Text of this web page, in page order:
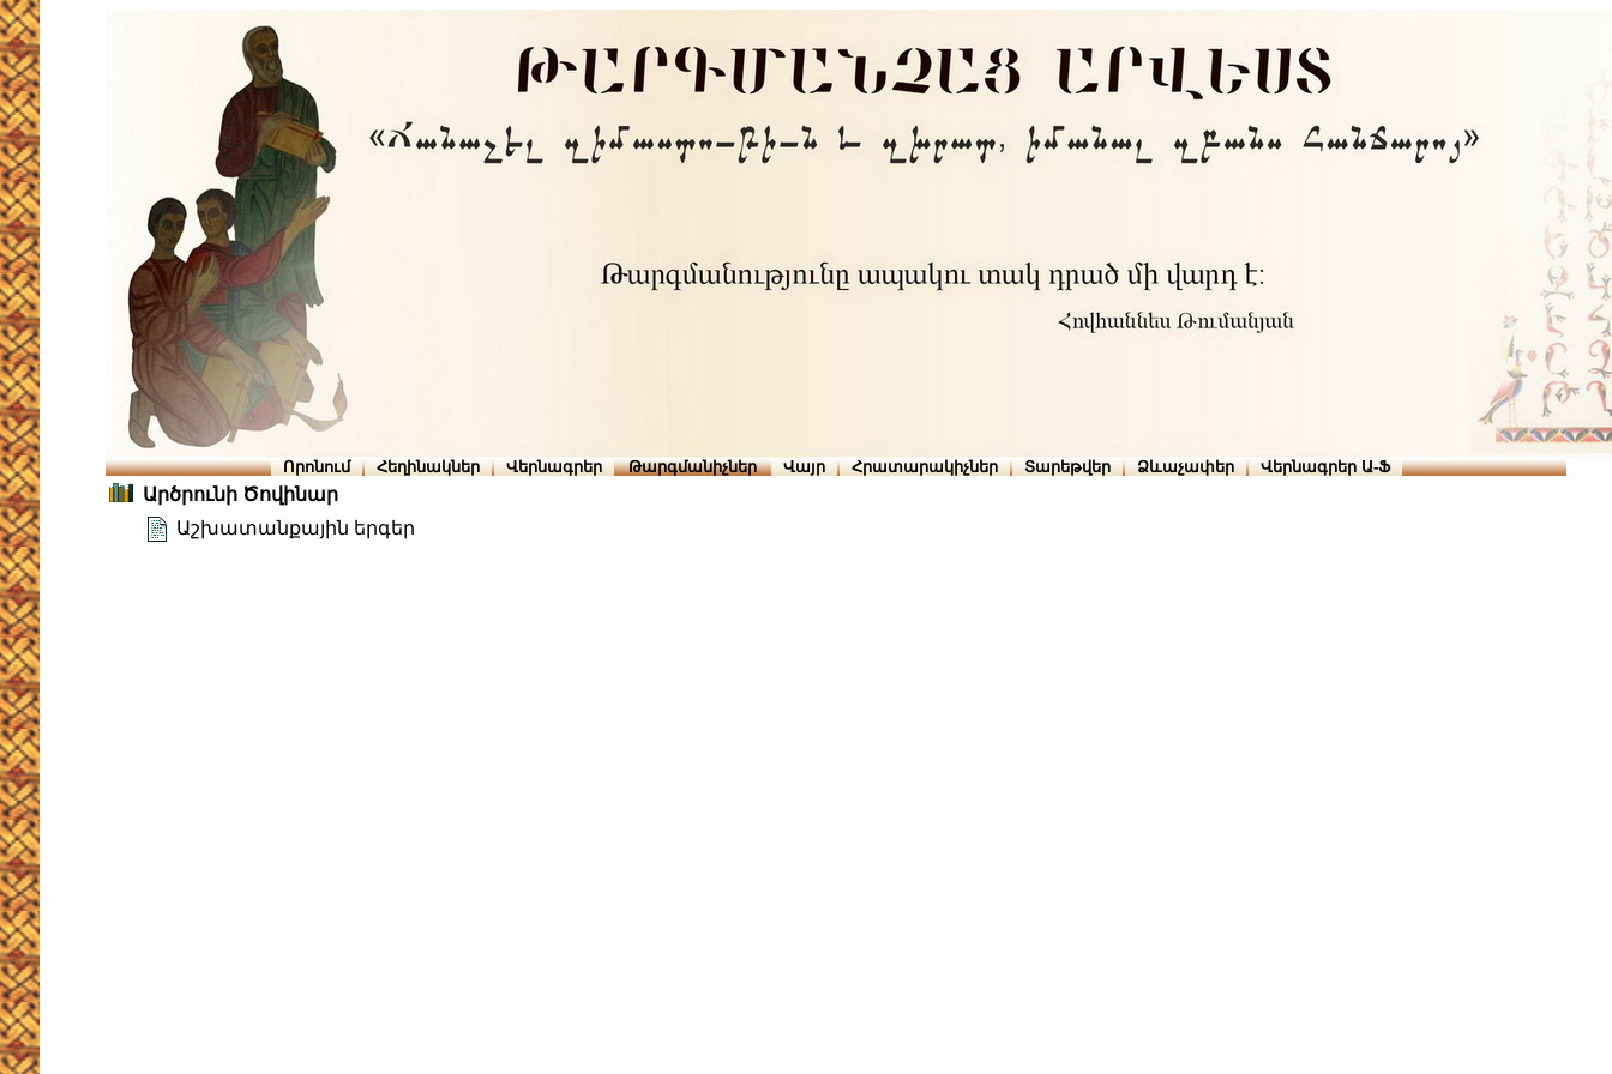
Որոնում Հեղինակներ Վերնագրեր Թարգմանիչներ Վայր Հրատարակիչներ Տարեթվեր Ձևաչափեր Վերնագրեր Ա-Ֆ
Արծրունի Ծովինար
Աշխատանքային երգեր